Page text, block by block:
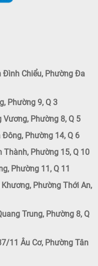
Đình Chiểu, Phường Đa
Phường 9, Q 3
Vương, Phường 8, Q 5
Phường 14, Q 6
Thành, Phường 15, Q 10
Phường 11, Q 11
Phường Thới An,
Trung, Phường 8, Q
11 Âu Cơ, Phường Tân